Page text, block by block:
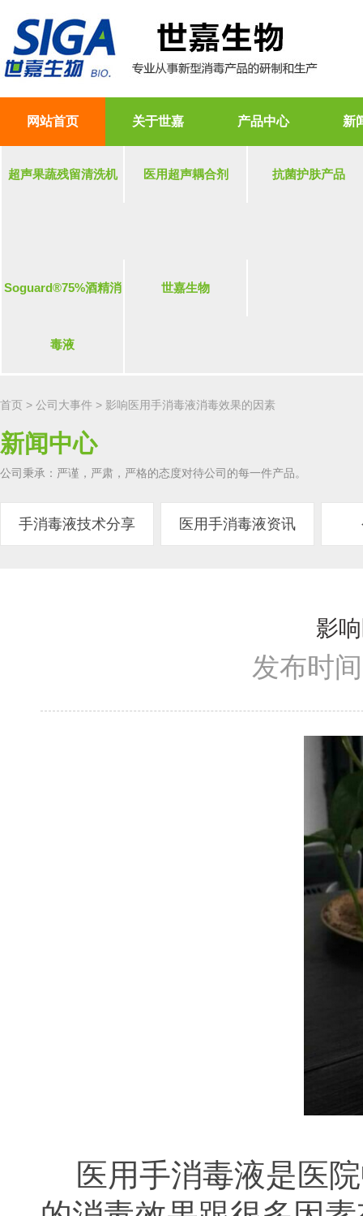
网站首页 关于世嘉 产品中心 新
超声果蔬残留清洗机 医用超声耦合剂 抗菌护肤产品
Soguard®75%酒精消
毒液
世嘉生物
首页 > 公司大事件 > 影响医用手消毒液消毒效果的因素
新闻中心
公司秉承：严谨，严肃，严格的态度对待公司的每一件产品。
手消毒液技术分享 医用手消毒液资讯
影
发布时
医用手消毒液是医院